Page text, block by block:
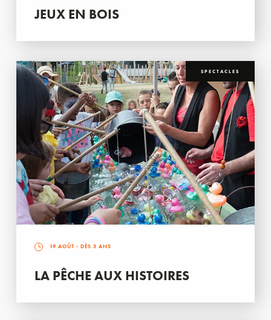
JEUX EN BOIS
SPECTACLES
19 AOÛT - DÈS 3 ANS
LA PÊCHE AUX HISTOIRES